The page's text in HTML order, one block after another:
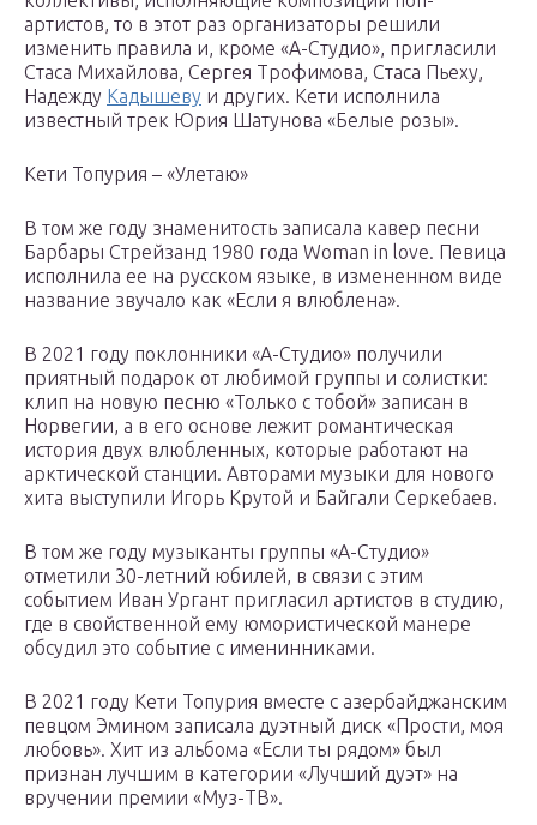
артистов, то в этот раз организаторы решили
изменить правила и, кроме «А-Студио», пригласили
Стаса Михайлова, Сергея Трофимова, Стаса Пьеху,
Надежду Кадышеву и других. Кети исполнила
известный трек Юрия Шатунова «Белые розы».
Кети Топурия – «Улетаю»
В том же году знаменитость записала кавер песни
Барбары Стрейзанд 1980 года Woman in love. Певица
исполнила ее на русском языке, в измененном виде
название звучало как «Если я влюблена».
В 2021 году поклонники «А-Студио» получили
приятный подарок от любимой группы и солистки:
клип на новую песню «Только с тобой» записан в
Норвегии, а в его основе лежит романтическая
история двух влюбленных, которые работают на
арктической станции. Авторами музыки для нового
хита выступили Игорь Крутой и Байгали Серкебаев.
В том же году музыканты группы «А-Студио»
отметили 30-летний юбилей, в связи с этим
событием Иван Ургант пригласил артистов в студию,
где в свойственной ему юмористической манере
обсудил это событие с именинниками.
В 2021 году Кети Топурия вместе с азербайджанским
певцом Эмином записала дуэтный диск «Прости, моя
любовь». Хит из альбома «Если ты рядом» был
признан лучшим в категории «Лучший дуэт» на
вручении премии «Муз-ТВ».